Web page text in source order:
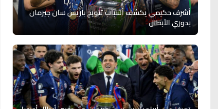
أشرف حكيمي يكشف أسباب تتويج باريس سان جيرمان
بدوري الأبطال